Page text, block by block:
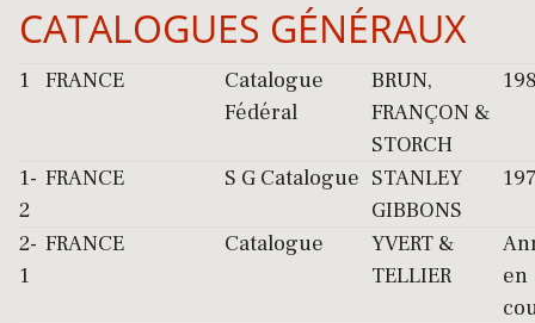
CATALOGUES GÉNÉRAUX
1 FRANCE
Catalogue
Fédéral
BRUN,
FRANÇON &
STORCH
1-
2
FRANCE S G Catalogue STANLEY
GIBBONS
2-
1
FRANCE Catalogue
YVERT &
TELLIER
en